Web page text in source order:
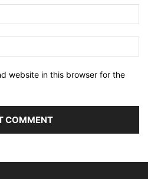
website in this browser for the